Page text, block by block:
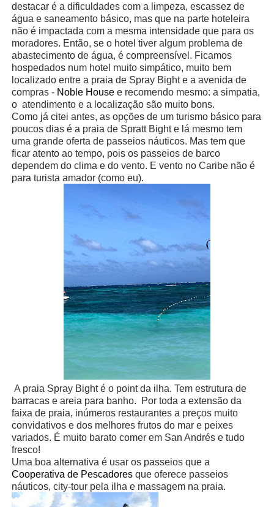
destacar é a dificuldades com a limpeza, escassez de
água e saneamento básico, mas que na parte hoteleira
não é impactada com a mesma intensidade que para os
moradores. Então, se o hotel tiver algum problema de
abastecimento de água, é compreensível. Ficamos
hospedados num hotel muito simpático, muito bem
localizado entre a praia de Spray Bight e a avenida de
compras - Noble Housee recomendo mesmo: a simpatia,
o atendimento e a localização são muito bons.
Como já citei antes, as opções de um turismo básico para
poucos dias é a praia de Spratt Bight e lá mesmo tem
uma grande oferta de passeios náuticos. Mas tem que
ficar atento ao tempo, pois os passeios de barco
dependem do clima e do vento. E vento no Caribe não é
para turista amador (como eu).
A praia Spray Bight é o point da ilha. Tem estrutura de
barracas e areia para banho.
Por toda a extensão da
faixa de praia, inúmeros restaurantes a preços muito
convidativos e dos melhores frutos do mar e peixes
variados. É muito barato comer em San Andrés e tudo
fresco!
Uma boa alternativa é usar os passeios que a
Cooperativa de Pescadoresque oferece passeios
náuticos, city-tour pela ilha e massagem na praia.